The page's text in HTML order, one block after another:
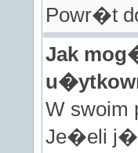
Powr�t
Jak
W swoim
Je�eli j�